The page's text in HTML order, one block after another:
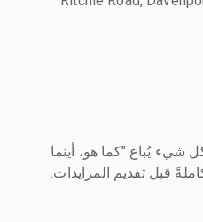
شيء يُباع "كما هو، أينما
قبل تقديم المزايدات.